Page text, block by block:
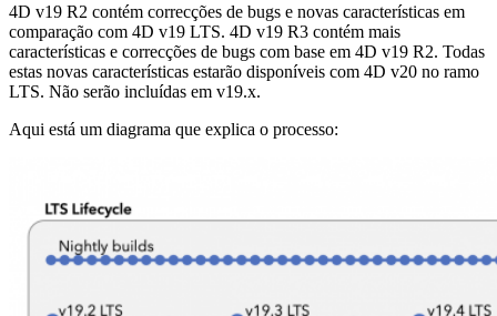
4D v19 R2 contém correcções de bugs e novas características em
comparação com 4D v19 LTS. 4D v19 R3 contém mais
características e correcções de bugs com base em 4D v19 R2. Todas
estas novas características estarão disponíveis com 4D v20 no ramo
LTS. Não serão incluídas em v19.x.
Aqui está um diagrama que explica o processo: